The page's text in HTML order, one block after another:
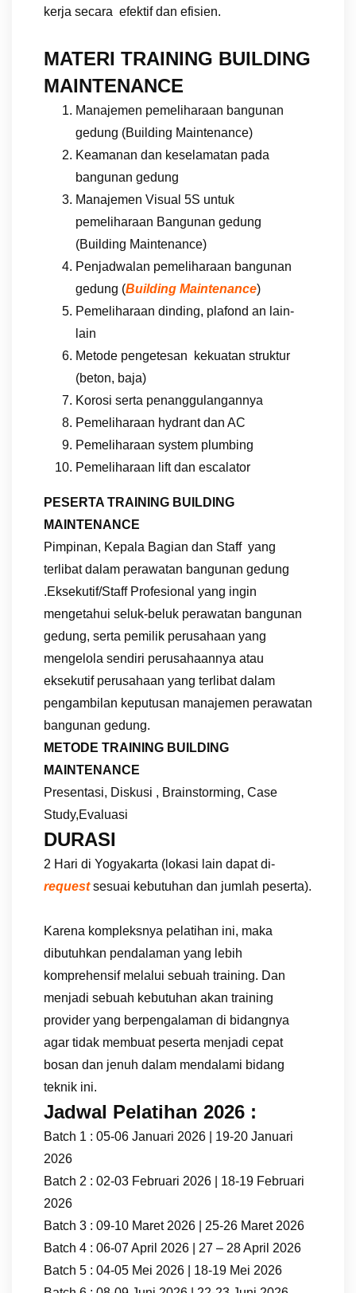
kerja secara efektif dan efisien.
MATERI TRAINING BUILDING
MAINTENANCE
Manajemen pemeliharaan bangunan
gedung (Building Maintenance)
Keamanan dan keselamatan pada
bangunan gedung
Manajemen Visual 5S untuk
pemeliharaan Bangunan gedung
(Building Maintenance)
Penjadwalan pemeliharaan bangunan
gedung (Building Maintenance)
Pemeliharaan dinding, plafond an lain-
lain
Metode pengetesan kekuatan struktur
(beton, baja)
Korosi serta penanggulangannya
Pemeliharaan hydrant dan AC
Pemeliharaan system plumbing
Pemeliharaan lift dan escalator
PESERTA TRAINING BUILDING
MAINTENANCE
Pimpinan, Kepala Bagian dan Staff yang
terlibat dalam perawatan bangunan gedung
.Eksekutif/Staff Profesional yang ingin
mengetahui seluk-beluk perawatan bangunan
gedung, serta pemilik perusahaan yang
mengelola sendiri perusahaannya atau
eksekutif perusahaan yang terlibat dalam
pengambilan keputusan manajemen perawatan
bangunan gedung.
METODE TRAINING BUILDING
MAINTENANCE
Presentasi, Diskusi , Brainstorming, Case
Study,Evaluasi
DURASI
2 Hari di Yogyakarta (lokasi lain dapat di-
requestsesuai kebutuhan dan jumlah peserta).
Karena kompleksnya pelatihan ini, maka
dibutuhkan pendalaman yang lebih
komprehensif melalui sebuah training. Dan
menjadi sebuah kebutuhan akan training
provider yang berpengalaman di bidangnya
agar tidak membuat peserta menjadi cepat
bosan dan jenuh dalam mendalami bidang
teknik ini.
Jadwal Pelatihan 2026 :
Batch 1 : 05-06 Januari 2026 | 19-20 Januari
2026
Batch 2 : 02-03 Februari 2026 | 18-19 Februari
2026
Batch 3 : 09-10 Maret 2026 | 25-26 Maret 2026
Batch 4 : 06-07 April 2026 | 27 – 28 April 2026
Batch 5 : 04-05 Mei 2026 | 18-19 Mei 2026